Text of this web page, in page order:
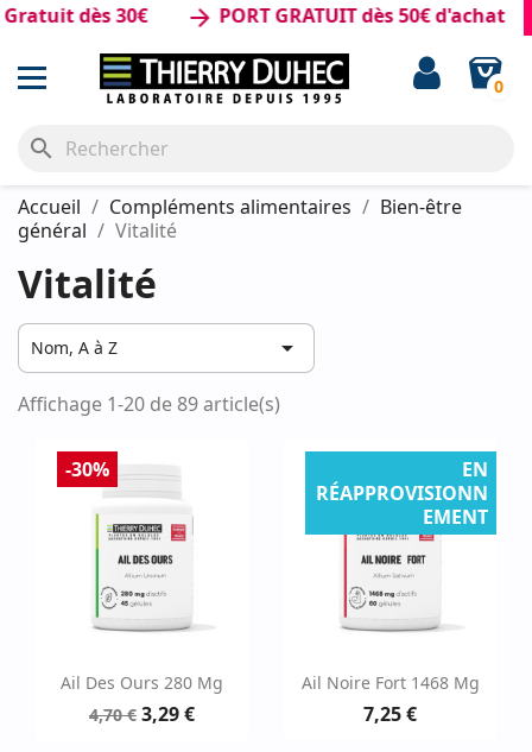
dès 30€ arrow_forwardPORT GRATUIT dès 50€ d'achat
0
search
Accueil Compléments alimentaires
Bien-être
général
Vitalité
Vitalité
Nom, A à Z 
Affichage 1-20 de 89 article(s)
Ail Des Ours 280 Mg
4,70 € 3,29 €
-30%
Ail Noire Fort 1468 Mg
7,25 €
EN
RÉAPPROVISIONN
EMENT